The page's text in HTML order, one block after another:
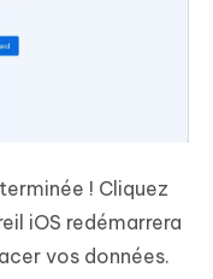
! Cliquez
iOS redémarrera
vos données.